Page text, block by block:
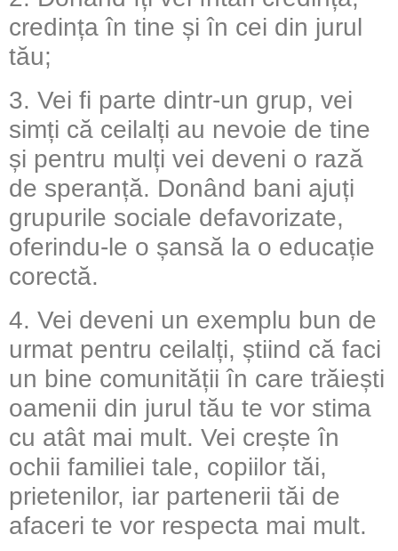
credința în tine și în cei din jurul
tău;
3. Vei fi parte dintr-un grup, vei
simți că ceilalți au nevoie de tine
și pentru mulți vei deveni o rază
de speranță. Donând bani ajuți
grupurile sociale defavorizate,
oferindu-le o șansă la o educație
corectă.
4. Vei deveni un exemplu bun de
urmat pentru ceilalți, știind că faci
un bine comunității în care trăiești
oamenii din jurul tău te vor stima
cu atât mai mult. Vei crește în
ochii familiei tale, copiilor tăi,
prietenilor, iar partenerii tăi de
afaceri te vor respecta mai mult.